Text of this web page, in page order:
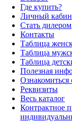
Где купить?
Личный
Стать дилером
Контакты
Таблица
Таблица
Таблица
Полезная
Ознакомиться
Реквизиты
Весь каталог
Контрактное